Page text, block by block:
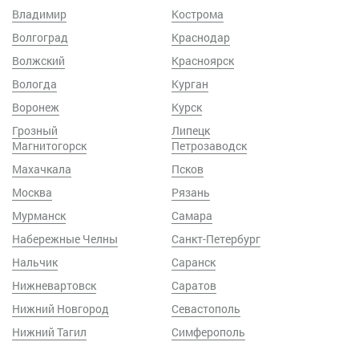
Владимир
Волгоград
Волжский
Вологда
Воронеж
Грозный
Кострома
Краснодар
Красноярск
Курган
Курск
Липецк
Магнитогорск
Махачкала
Москва
Мурманск
Набережные Челны
Нальчик
Нижневартовск
Нижний Новгород
Нижний Тагил
Петрозаводск
Псков
Рязань
Самара
Санкт-Петербург
Саранск
Саратов
Севастополь
Симферополь